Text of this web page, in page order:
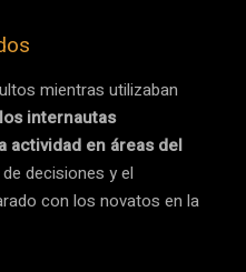
mientras utilizaban
internautas
actividad en áreas del
decisiones y el
con los novatos en la